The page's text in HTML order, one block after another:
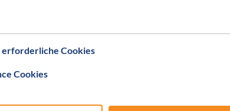
erforderliche Cookies
Cookies